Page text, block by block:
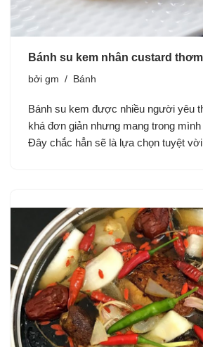
Bánh su kem nhân custard
bởi gm Bánh
Bánh su kem được nhiều người yêu
khá đơn giản nhưng mang trong
Đây chắc hẳn sẽ là lựa chọn tuyệt